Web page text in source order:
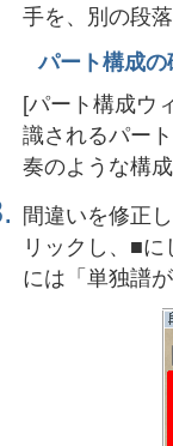
手を、別の段
パート構成の
[パート構成ウ
識されるパー
奏のような構
間違いを修正
リックし、 ■に
には「単独譜